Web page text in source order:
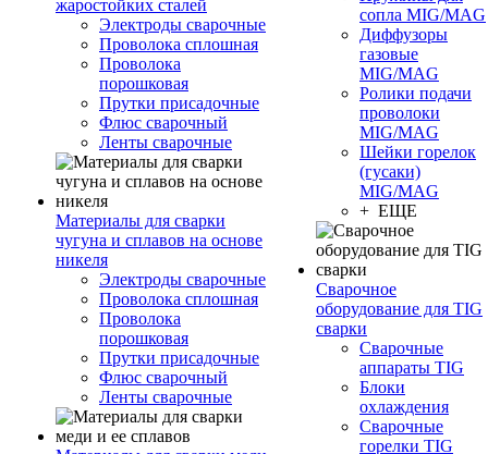
жаростойких сталей
Электроды сварочные
Проволока сплошная
Проволока
порошковая
Прутки присадочные
Флюс сварочный
Ленты сварочные
Материалы для сварки
чугуна и сплавов на основе
никеля
Электроды сварочные
Проволока сплошная
Проволока
порошковая
Прутки присадочные
Флюс сварочный
Ленты сварочные
сопла MIG/MAG
Диффузоры
газовые
MIG/MAG
Ролики подачи
проволоки
MIG/MAG
Шейки горелок
(гусаки)
MIG/MAG
+ ЕЩЕ
Сварочное
оборудование для TIG
сварки
Сварочные
аппараты TIG
Блоки
охлаждения
Сварочные
горелки TIG